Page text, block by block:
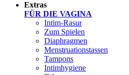
Extras
FÜR DIE VAGINA
Intim-Rasur
Zum Spielen
Diaphragmen
Menstruationstassen
Tampons
Intimhygiene